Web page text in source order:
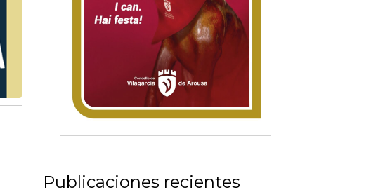
Publicaciones recientes